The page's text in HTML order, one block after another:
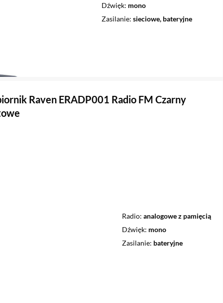
Dźwięk mono
Zasilanie sieciowe, bateryjne
Raven ERADP001 Radio FM Czarny
Radio analogowe z pamięcią
Dźwięk mono
Zasilanie bateryjne